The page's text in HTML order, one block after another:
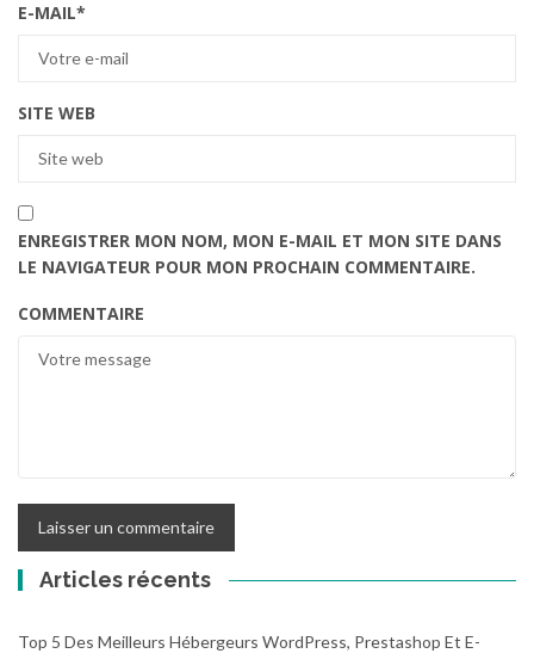
E-MAIL*
SITE WEB
ENREGISTRER MON NOM, MON E-MAIL ET MON SITE DANS
LE NAVIGATEUR POUR MON PROCHAIN COMMENTAIRE.
COMMENTAIRE
Articles récents
Top 5 Des Meilleurs Hébergeurs WordPress, Prestashop Et E-